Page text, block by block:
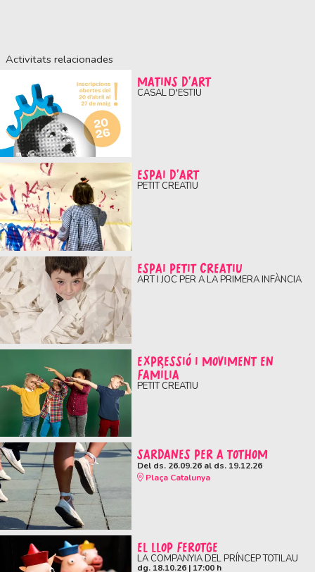
Activitats relacionades
MATINS D'ART
CASAL D'ESTIU
ESPAI D'ART
PETIT CREATIU
ESPAI PETIT CREATIU
ART I JOC PER A LA PRIMERA INFÀNCIA
EXPRESSIÓ I MOVIMENT EN
FAMÍLIA
PETIT CREATIU
SARDANES PER A TOTHOM
Del ds. 26.09.26al ds. 19.12.26
Plaça Catalunya
EL LLOP FEROTGE
LA COMPANYIA DEL PRÍNCEP TOTILAU
dg. 18.10.26| 17:00 h